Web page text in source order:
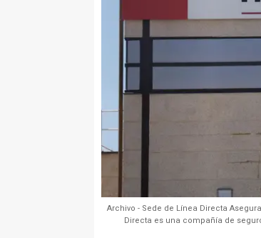
Archivo - Sede de Línea Directa
Directa es una compañía de